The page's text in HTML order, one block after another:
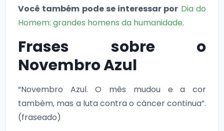
Você também pode se interessar por Dia do
Homem: grandes homens da humanidade.
Frases sobre o
Novembro Azul
“Novembro Azul. O mês mudou e a cor
também, mas a luta contra o câncer continua”.
(fraseado)